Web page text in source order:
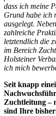
dass ich meine
Grund habe ich
ausgelegt.
zahlreiche
letztendlich die
im Bereich
Holsteiner
ich mich
Seit knapp
Zuchtleitung –
sind Ihre